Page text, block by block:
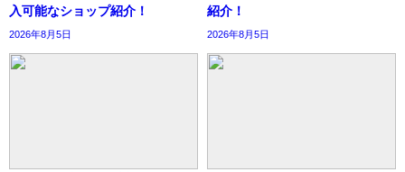
入可能なショップ紹介！
2026年8月5日
紹介！
2026年8月5日